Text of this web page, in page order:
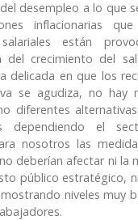
desempleo a lo que
inflacionarias
están
del crecimiento del
delicada en que los
se agudiza, no hay
diferentes
dependiendo el
nosotros las
deberían afectar ni la
público estratégico,
niveles muy